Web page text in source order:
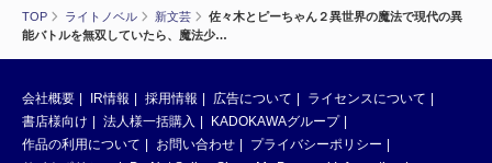
TOP ライトノベル 新文芸
佐々木とピーちゃん２異世界の魔法で現代の異
能バトルを無双していたら、魔法少…
会社概要 IR情報 採用情報 広告について
ライセンスについて
書店様向け
法人様一括購入
KADOKAWAグループ
作品の利用について
お問い合わせ
プライバシーポリシー